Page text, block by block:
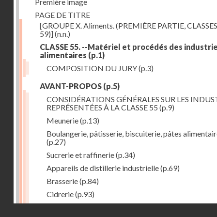
PAGE DE TITRE
[GROUPE X. Aliments. (PREMIÈRE PARTIE,
59)](n.n.)
CLASSE 55. --Matériel et procédés des
alimentaires (p.1)
COMPOSITION DU JURY(p.3)
AVANT-PROPOS (p.5)
CONSIDÉRATIONS GÉNÉRALES SUR LES
REPRÉSENTÉES À LA CLASSE 55 (p.9)
Meunerie(p.13)
Boulangerie, pâtisserie, biscuiterie, pâtes
(p.27)
Sucrerie et raffinerie(p.34)
Appareils de distillerie industrielle(p.69)
Brasserie(p.84)
Cidrerie(p.93)